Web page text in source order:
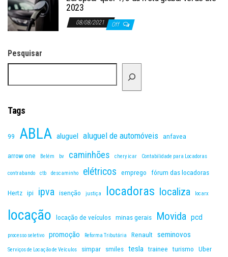
2023
08/08/2021 Off
Pesquisar
Tags
99 ABLA aluguel aluguel de automóveis anfavea
arrow one Belém bv caminhões chery icar Contabilidade para Locadoras
contrabando ctb descaminho elétricos emprego fórum das locadoras
Hertz ipi ipva isenção justiça locadoras localiza locarx
locação locação de veículos minas gerais Movida pcd
processo seletivo promoção Reforma Tributária Renault seminovos
Serviços de Locação de Veículos simpar smiles tesla trainee turismo Uber